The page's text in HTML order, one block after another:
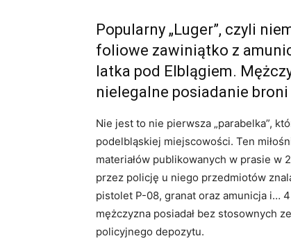
Popularny „Luger”, czyli
foliowe zawiniątko z
latka pod Elblągiem.
nielegalne posiadanie
Nie jest to nie pierwsza „parabelka”,
podelbląskiej miejscowości. Ten
materiałów publikowanych w prasie w
przez policję u niego przedmiotów
pistolet P-08, granat oraz amunicja i…
mężczyzna posiadał bez stosownych
policyjnego depozytu.